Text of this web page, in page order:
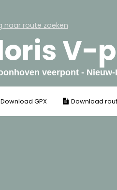
naar route zoeken
V-
veerpont -
Download GPX Download